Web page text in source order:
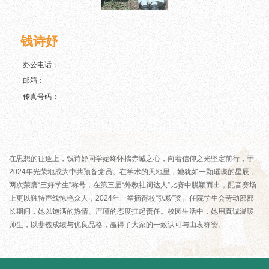
钱诗妤
办公电话：
邮箱：
传真号码：
在思想的征途上，钱诗妤同学始终怀揣赤诚之心，向着信仰之光坚定前行，于
2024年光荣地成为中共预备党员。在学术的天地里，她犹如一颗璀璨的星辰，
两次荣膺“三好学生”称号，在第三届“外教社词达人”比赛中脱颖而出，配音赛场
上更以独特声线惊艳众人，2024年一举摘得校“弘毅”奖。任院学生会劳动部部
长期间，她以饱满的热情、严谨的态度扛起责任。校园生活中，她用真诚温暖
师生，以斐然成绩与优良品格，赢得了大家的一致认可与由衷称赞。